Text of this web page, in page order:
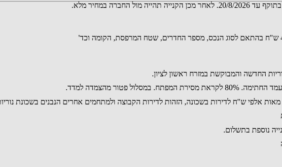
החברה במחיר מלא.
אלפי ש"ח לדירות בשכונה, הזהות לדירות הקבוצה ולמתחמים אחרים הנבנים בשכונת